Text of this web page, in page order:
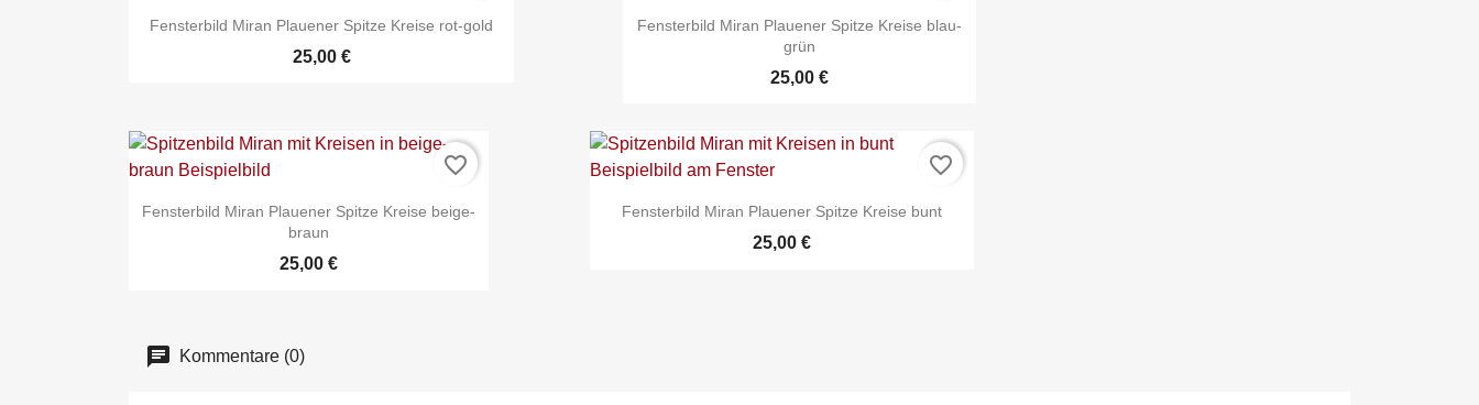
Fensterbild Miran Plauener Spitze Kreise rot-gold
25,00 €
Schnellansicht
Fensterbild Miran Plauener Spitze Kreise blau-
grün
25,00 €
Schnellansicht
Fensterbild Miran Plauener Spitze Kreise beige-
braun
25,00 €
favorite_border
Fensterbild Miran Plauener Spitze Kreise bunt
25,00 €
favorite_border
Kommentare (0)